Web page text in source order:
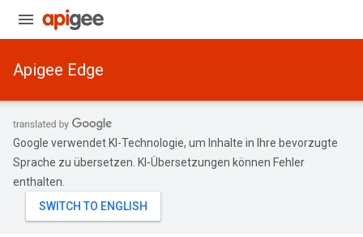
Apigee Edge
Google verwendet KI-Technologie, um Inhalte in Ihre bevorzugte
Sprache zu übersetzen. KI-Übersetzungen können Fehler
enthalten.